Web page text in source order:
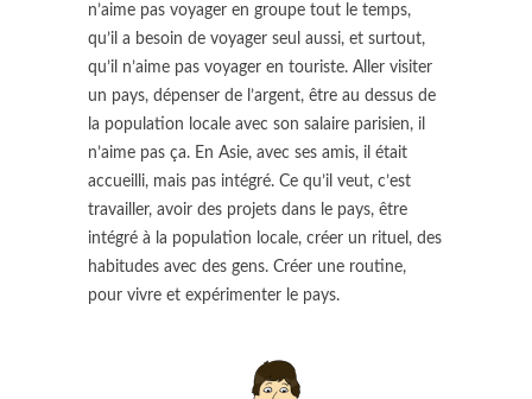
n’aime pas voyager en groupe tout le temps,
qu’il a besoin de voyager seul aussi, et surtout,
qu’il n’aime pas voyager en touriste. Aller visiter
un pays, dépenser de l’argent, être au dessus de
la population locale avec son salaire parisien, il
n’aime pas ça. En Asie, avec ses amis, il était
accueilli, mais pas intégré. Ce qu’il veut, c’est
travailler, avoir des projets dans le pays, être
intégré à la population locale, créer un rituel, des
habitudes avec des gens. Créer une routine,
pour vivre et expérimenter le pays.